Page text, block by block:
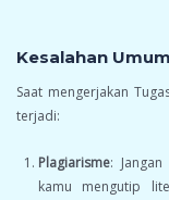
Kesalahan
Saat mengerjakan
terjadi:
Plagiarisme:
kamu mengutip